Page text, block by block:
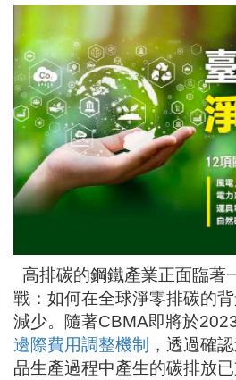
高排碳的鋼鐵產業正面臨著
戰：如何在全球淨零排碳的
減少。隨著CBMA即將於
邊際費用調整機制
，透過確
品生產過程中產生的碳排放